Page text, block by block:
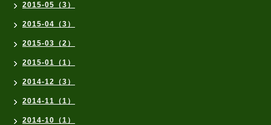
2015-05（3）
2015-04（3）
2015-03（2）
2015-01（1）
2014-12（3）
2014-11（1）
2014-10（1）